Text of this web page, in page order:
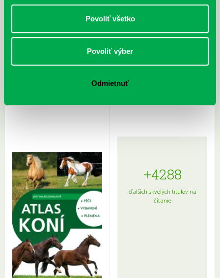
Povoliť všetko
Povoliť výber
Odmietnuť
Rudź, Przemyslaw: Atlas hviezd:
Sprievodca po hviezdnej oblohe
Hardy, Paula: Japonsko na tanieri:
kompletný sprievodca
+4288
ďalších skvelých titulov na
čítanie